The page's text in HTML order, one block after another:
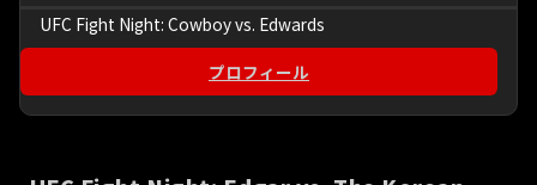
UFC Fight Night: Cowboy vs. Edwards
プロフィール